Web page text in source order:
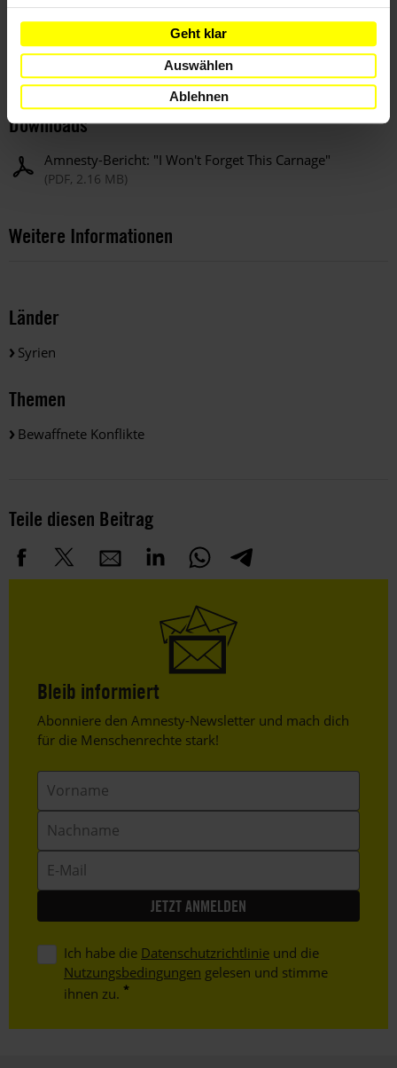
Geht klar
Auswählen
Ablehnen
oder willkürlichen Angriffen sowie das Schaffen von sicheren
Fluchtwegen und das Treffen aller möglichen Vorkehrungen,
um die Folgen für die Zivilbevölkerung so gering wie möglich
Downloads
Amnesty-Bericht: "I Won't Forget This Carnage"
(PDF, 2.16 MB)
Weitere Informationen
Länder
Syrien
Themen
Bewaffnete Konflikte
Teile diesen Beitrag
Bleib informiert
Header
Text
Abonniere den Amnesty-Newsletter und mach dich
für die Menschenrechte stark!
Mail
Ich habe die Datenschutzrichtlinie und die
Nutzungsbedingungen gelesen und stimme
ihnen zu.